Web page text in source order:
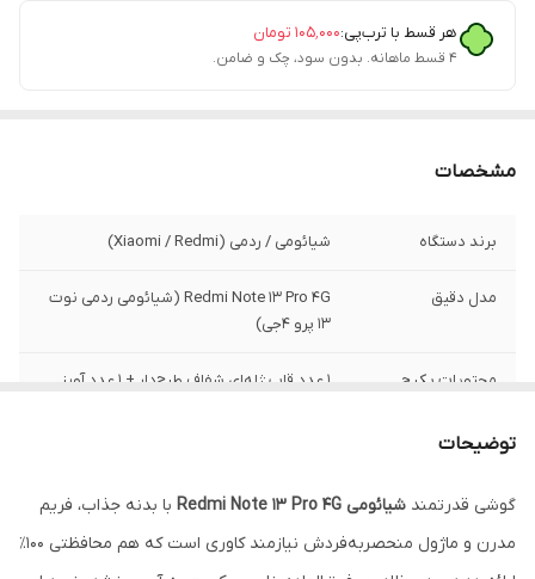
هر قسط با ترب‌پی:۱۰۵٬۰۰۰ تومان
۴ قسط ماهانه. بدون سود، چک و ضامن.
مشخصات
برند دستگاه شیائومی / ردمی (Xiaomi / Redmi)
مدل دقیق
Redmi Note 13 Pro 4G (شیائومی ردمی نوت
۱۳ پرو ۴جی)
محتویات پکیج
1 عدد قاب ژله‌ای شفاف طرح‌دار + 1 عدد آویز
متریال ساخت پلاستیک TPU کریستالی و بسیار منعطف
توضیحات
گوشی قدرتمند شیائومی Redmi Note 13 Pro 4G
با بدنه جذاب، فریم
مدرن و ماژول منحصر‌به‌فردش نیازمند کاوری است که هم محافظتی ۱۰۰٪